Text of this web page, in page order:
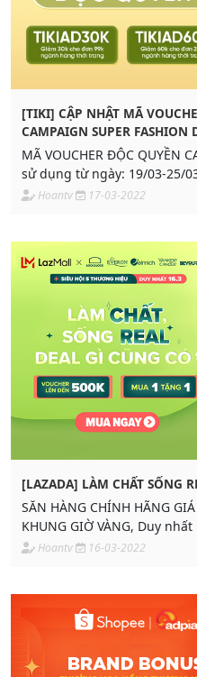
[TIKI] CẬP NHẬT MÃ
CAMPAIGN SUPER
MÃ VOUCHER ĐỘC QUYỀN
sử dụng từ ngày: 19/03-25/
Hoantv 17-03-2022
[LAZADA] LÀM CHẤT SỐNG
SĂN HÀNG CHÍNH HÃNG
KHUNG GIỜ
Hoantv 16-03-2022